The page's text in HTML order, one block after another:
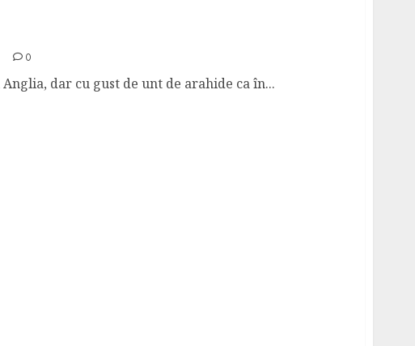
0
dar cu gust de unt de arahide ca în...